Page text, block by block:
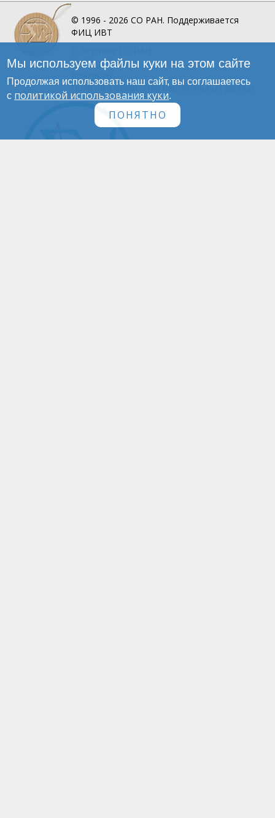
© 1996 - 2026 СО РАН. Поддерживается
ФИЦ ИВТ
Инфографика
Политика обработки персональных данных
Мы используем файлы куки на этом сайте
Продолжая использовать наш сайт, вы соглашаетесь
с политикой использования куки.
ПОНЯТНО